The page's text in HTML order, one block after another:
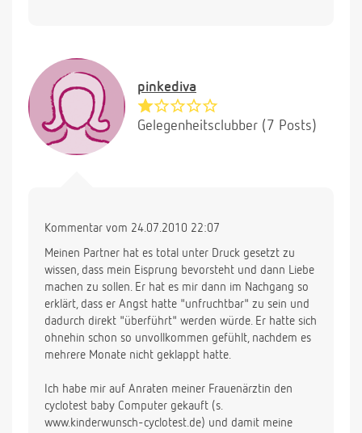
pinkediva
Gelegenheitsclubber (7 Posts)
Kommentar vom 24.07.2010 22:07
Meinen Partner hat es total unter Druck gesetzt zu
wissen, dass mein Eisprung bevorsteht und dann Liebe
machen zu sollen. Er hat es mir dann im Nachgang so
erklärt, dass er Angst hatte "unfruchtbar" zu sein und
dadurch direkt "überführt" werden würde. Er hatte sich
ohnehin schon so unvollkommen gefühlt, nachdem es
mehrere Monate nicht geklappt hatte.
Ich habe mir auf Anraten meiner Frauenärztin den
cyclotest baby Computer gekauft (s.
www.kinderwunsch-cyclotest.de) und damit meine